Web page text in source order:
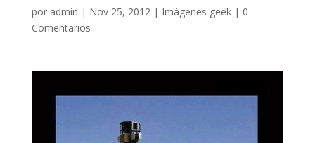
por admin | Nov 25, 2012| Imágenes geek| 0
Comentarios